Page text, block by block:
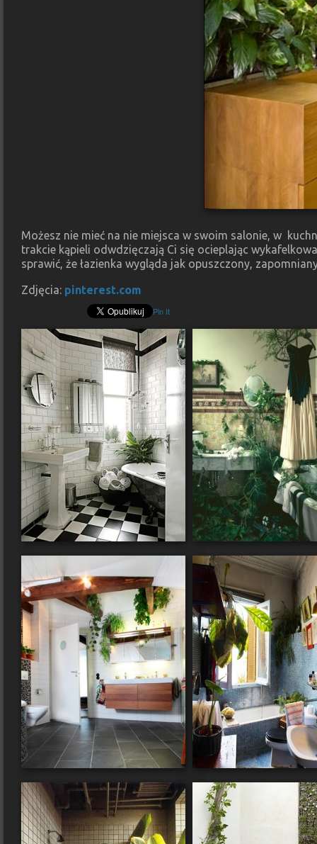
Możesz nie mieć na nie miejsca w swoim salonie, w
trakcie kąpieli odwdzięczają Ci się ocieplając
sprawić, że łazienka wygląda jak opuszczony,
Zdjęcia: pinterest.com
Pin It